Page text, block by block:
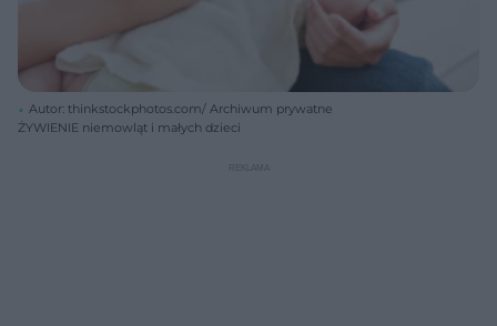
Autor: thinkstockphotos.com/ Archiwum prywatne
ŻYWIENIE niemowląt i małych dzieci